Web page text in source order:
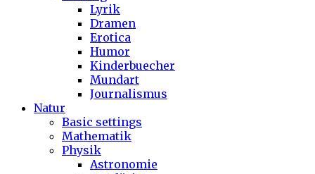
Lyrik
Dramen
Erotica
Humor
Kinderbuecher
Mundart
Journalismus
Natur
Basic settings
Mathematik
Physik
Astronomie